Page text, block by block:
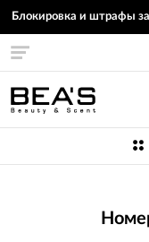
Блокировка и штрафы